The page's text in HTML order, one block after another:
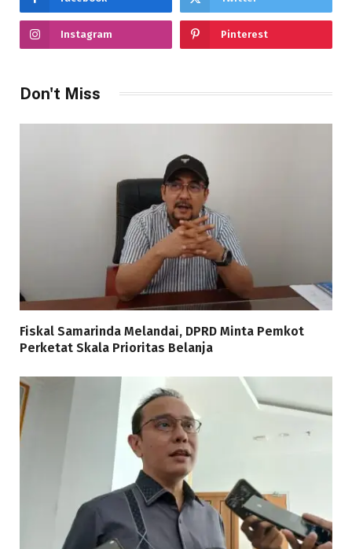
Instagram Pinterest
Don't Miss
Fiskal Samarinda Melandai, DPRD Minta Pemkot
Perketat Skala Prioritas Belanja